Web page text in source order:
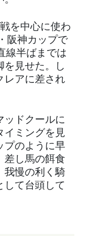
を中心に使わ
阪神カップで
線半ばまでは
を見せた。し
レアに差され
ッドクールに
イミングを見
プのように早
差し馬の餌食
我慢の利く騎
して台頭して